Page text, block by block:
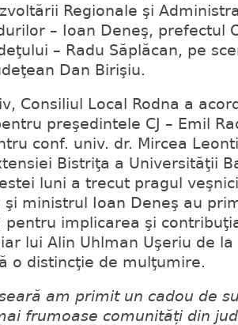
Regionale şi
– Ioan Deneş, prefectul
– Radu Săplăcan, pe
Dan Birişiu.
Consiliul Local Rodna a
preşedintele CJ – Emil
conf. univ. dr. Mircea
Bistriţa a Universităţii
luni a trecut pragul
şi ministrul Ioan Deneş au
pentru implicarea şi
lui Alin Uhlman Uşeriu de la
o distincţie de mulţumire.
am primit un cadou de
frumoase comunități din